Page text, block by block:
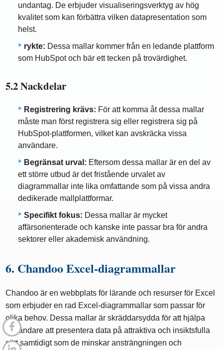
undantag. De erbjuder visualiseringsverktyg av hög
kvalitet som kan förbättra vilken datapresentation som
helst.
rykte: Dessa mallar kommer från en ledande plattform
som HubSpot och bär ett tecken på trovärdighet.
5.2 Nackdelar
Registrering krävs: För att komma åt dessa mallar
måste man först registrera sig eller registrera sig på
HubSpot-plattformen, vilket kan avskräcka vissa
användare.
Begränsat urval: Eftersom dessa mallar är en del av
ett större utbud är det fristående urvalet av
diagrammallar inte lika omfattande som på vissa andra
dedikerade mallplattformar.
Specifikt fokus: Dessa mallar är mycket
affärsorienterade och kanske inte passar bra för andra
sektorer eller akademisk användning.
6. Chandoo Excel-diagrammallar
Chandoo är en webbplats för lärande och resurser för Excel
som erbjuder en rad Excel-diagrammallar som passar för
olika behov. Dessa mallar är skräddarsydda för att hjälpa
användare att presentera data på attraktiva och insiktsfulla
sätt samtidigt som de minskar ansträngningen och